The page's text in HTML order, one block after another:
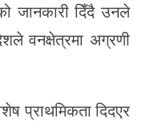
जानकारी दिँदै उनले
वनक्षेत्रमा अग्रणी
प्राथमिकता दिदएर